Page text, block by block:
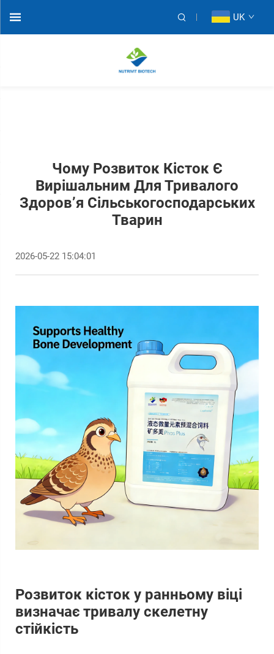
UK
Чому Розвиток Кісток Є
Вирішальним Для Тривалого
Здоров’я Сільськогосподарських
Тварин
2026-05-22 15:04:01
Розвиток кісток у ранньому віці
визначає тривалу скелетну
стійкість